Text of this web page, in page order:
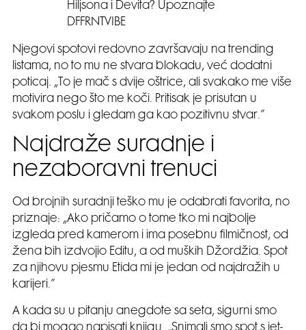
Hiljsona i Devita? Upoznajte
DFFRNTVIBE
Njegovi spotovi redovno završavaju na trending
listama, no to mu ne stvara blokadu, već dodatni
poticaj. „To je mač s dvije oštrice, ali svakako me više
motivira nego što me koči. Pritisak je prisutan u
svakom poslu i gledam ga kao pozitivnu stvar.”
Najdraže suradnje i
nezaboravni trenuci
Od brojnih suradnji teško mu je odabrati favorita, no
priznaje: „Ako pričamo o tome tko mi najbolje
izgleda pred kamerom i ima posebnu filmičnost, od
žena bih izdvojio Editu, a od muških Džordžia. Spot
za njihovu pjesmu Etida mi je jedan od najdražih u
karijeri.”
A kada su u pitanju anegdote sa seta, sigurni smo